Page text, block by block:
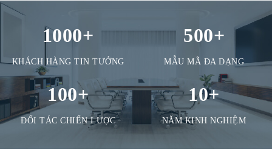
1000+
KHÁCH HÀNG TIN TƯỞNG
500+
MẪU MÃ ĐA DẠNG
100+
ĐỐI TÁC CHIẾN LƯỢC
10+
NĂM KINH NGHIỆM